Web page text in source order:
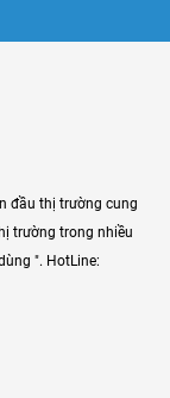
đầu thị trường cung
trường trong nhiều
". HotLine: